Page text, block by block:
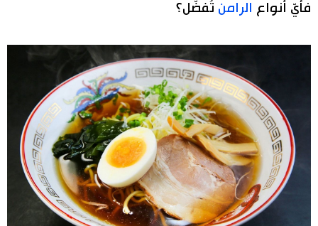
فأيّ أنواع الرامن تُفضّل؟